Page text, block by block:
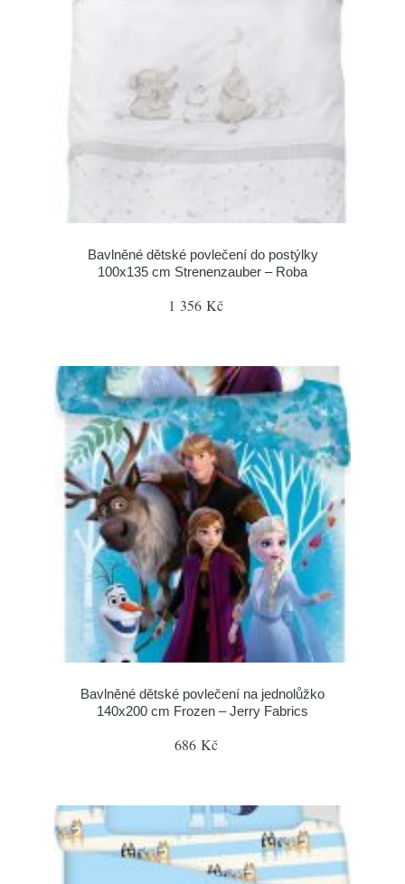
Bavlněné dětské povlečení do postýlky
100x135 cm Strenenzauber – Roba
1 356 Kč
Bavlněné dětské povlečení na jednolůžko
140x200 cm Frozen – Jerry Fabrics
686 Kč